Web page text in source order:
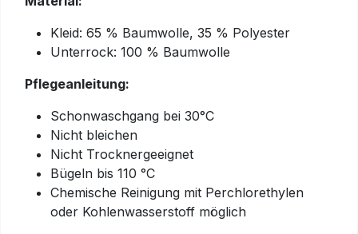
Kleid: 65 % Baumwolle, 35 % Polyester
Unterrock: 100 % Baumwolle
Pflegeanleitung:
Schonwaschgang bei 30°C
Nicht bleichen
Nicht Trocknergeeignet
Bügeln bis 110 °C
Chemische Reinigung mit Perchlorethylen
oder Kohlenwasserstoff möglich